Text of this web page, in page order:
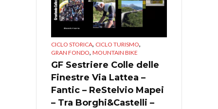
CICLO STORICA, CICLO TURISMO,
GRAN FONDO, MOUNTAIN BIKE
GF Sestriere Colle delle
Finestre Via Lattea –
Fantic – ReStelvio Mapei
– Tra Borghi&Castelli –